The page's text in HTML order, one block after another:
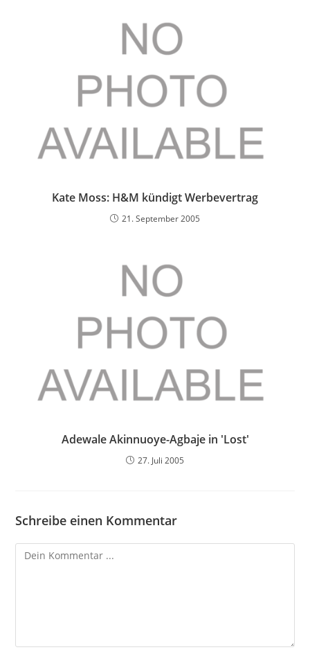
Kate Moss: H&M kündigt Werbevertrag
21. September 2005
Adewale Akinnuoye-Agbaje in 'Lost'
27. Juli 2005
Schreibe einen Kommentar
Kommentieren